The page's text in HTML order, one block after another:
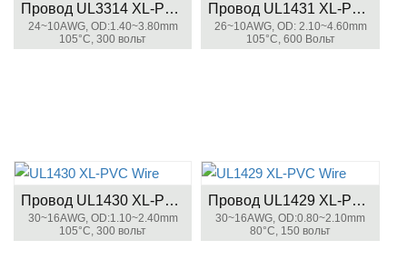
Провод UL3314 XL-PVC
24~10AWG, OD:1.40~3.80mm
105°C, 300 вольт
Провод UL1431 XL-PVC
26~10AWG, OD: 2.10~4.60mm
105°C, 600 Вольт
Провод UL1430 XL-PVC
30~16AWG, OD:1.10~2.40mm
105°C, 300 вольт
Провод UL1429 XL-PVC
30~16AWG, OD:0.80~2.10mm
80°C, 150 вольт